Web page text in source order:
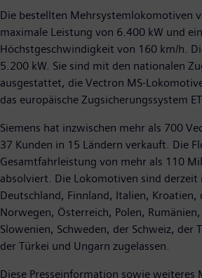
Die bestellten Mehrsystemlokomotiven
maximale Leistung von 6.400 kW und
Höchstgeschwindigkeit von 160 km/h.
5.200 kW. Sie sind mit den nationalen
ausgestattet, die Vectron MS-
das europäische Zugsicherungssystem
Siemens hat inzwischen mehr als 700
37 Kunden in 15 Ländern verkauft. Die
Gesamtfahrleistung von mehr als 110
absolviert. Die Lokomotiven sind derzeit
Deutschland, Finnland, Italien, Kroatien,
Norwegen, Österreich, Polen,
Slowenien, Schweden, der Schweiz, der
der Türkei und Ungarn zugelassen.
Diese Presseinformation sowie weiteres